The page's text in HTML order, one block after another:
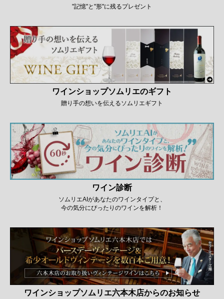
"記憶"と"形"に残るプレゼント
ワインショップソムリエのギフト
贈り手の想いを伝えるソムリエギフト
ワイン診断
ソムリエAIがあなたのワインタイプと、
今の気分にぴったりのワインを解析！
ワインショップソムリエ六本木店からのお知らせ